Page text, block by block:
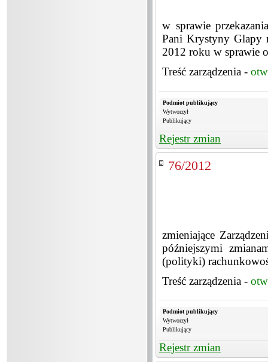
w sprawie
Pani Krystyny Glapy
2012 roku w sprawie
Treść zarządzenia -
Podmiot publikujący
Wytworzył
Publikujący
Rejestr zmian
76/2012
zmieniające
późniejszymi
(polityki)
Treść zarządzenia -
Podmiot publikujący
Wytworzył
Publikujący
Rejestr zmian